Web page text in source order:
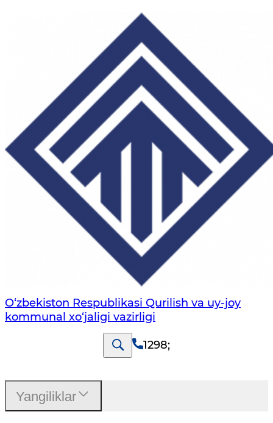
O‘zbekiston Respublikasi Qurilish va uy-joy
kommunal xo‘jaligi vazirligi
1298;
Yangiliklar